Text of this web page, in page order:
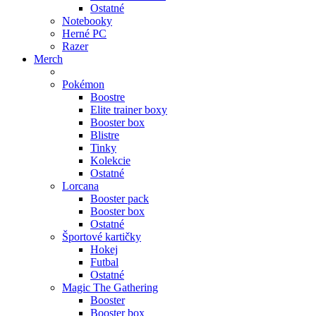
Ostatné
Notebooky
Herné PC
Razer
Merch
Pokémon
Boostre
Elite trainer boxy
Booster box
Blistre
Tinky
Kolekcie
Ostatné
Lorcana
Booster pack
Booster box
Ostatné
Športové kartičky
Hokej
Futbal
Ostatné
Magic The Gathering
Booster
Booster box